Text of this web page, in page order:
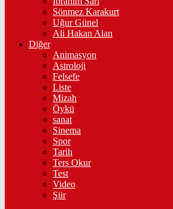
Sönmez Karakurt
Uğur Günel
Ali Hakan Alan
Diğer
Animasyon
Astroloji
Felsefe
Liste
Mizah
Öykü
sanat
Sinema
Spor
Tarih
Ters Okur
Test
Video
Şiir